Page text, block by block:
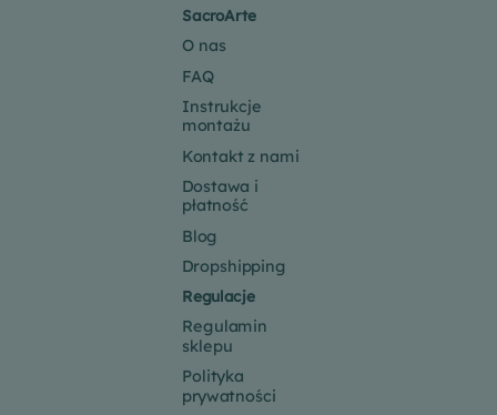
SacroArte
O nas
FAQ
Instrukcje
montażu
Kontakt z nami
Dostawa i
płatność
Blog
Dropshipping
Regulacje
Regulamin
sklepu
Polityka
prywatności